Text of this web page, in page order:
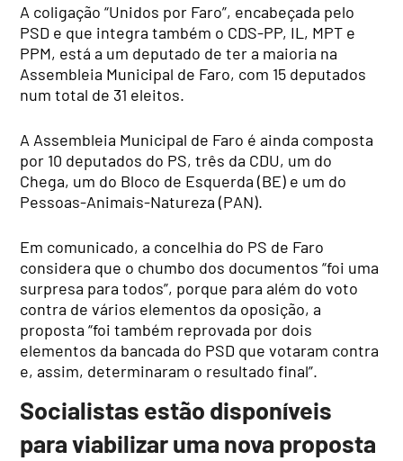
A coligação “Unidos por Faro”, encabeçada pelo
PSD e que integra também o CDS-PP, IL, MPT e
PPM, está a um deputado de ter a maioria na
Assembleia Municipal de Faro, com 15 deputados
num total de 31 eleitos.
A Assembleia Municipal de Faro é ainda composta
por 10 deputados do PS, três da CDU, um do
Chega, um do Bloco de Esquerda (BE) e um do
Pessoas-Animais-Natureza (PAN).
Em comunicado, a concelhia do PS de Faro
considera que o chumbo dos documentos “foi uma
surpresa para todos”, porque para além do voto
contra de vários elementos da oposição, a
proposta “foi também reprovada por dois
elementos da bancada do PSD que votaram contra
e, assim, determinaram o resultado final”.
Socialistas estão disponíveis
para viabilizar uma nova proposta